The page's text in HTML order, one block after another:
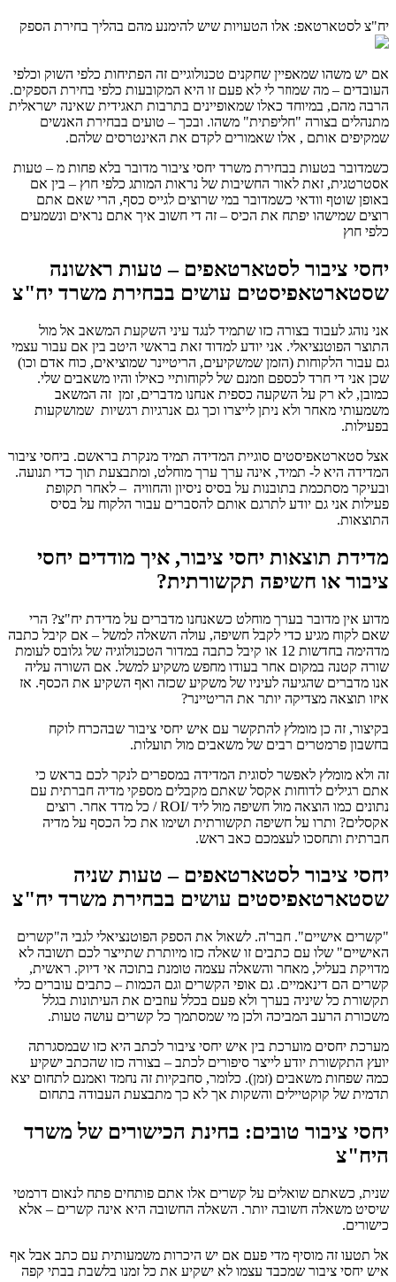
יח"צ לסטארטאפ: אלו הטעויות שיש להימנע מהם בהליך בחירת הספק
אם יש משהו שמאפיין שחקנים טכנולוגיים זה הפתיחות כלפי השוק וכלפי
העובדים – מה שמוזר לי לא פעם זו היא המקובעות כלפי בחירת הספקים.
הרבה מהם, במיוחד כאלו שמאופיינים בתרבות תאגידית שאינה ישראלית
מתנהלים בצורה "חליפתית" משהו. ובכך – טועים בבחירת האנשים
שמקיפים אותם , אלו שאמורים לקדם את האינטרסים שלהם.
כשמדובר בטעות בבחירת משרד יחסי ציבור מדובר בלא פחות מ – טעות
אסטרטגית, זאת לאור החשיבות של נראות המותג כלפי חוץ – בין אם
באופן שוטף וודאי כשמדובר במי שרוצים לגייס כסף, הרי שאם אתם
רוצים שמישהו יפתח את הכיס – זה די חשוב איך אתם נראים ונשמעים
כלפי חוץ
יחסי ציבור לסטארטאפים – טעות ראשונה
שסטארטאפיסטים עושים בבחירת משרד יח"צ
אני נוהג לעבוד בצורה כזו שתמיד לנגד עיני השקעת המשאב אל מול
התוצר הפוטנציאלי. אני יודע למדוד זאת בראשי היטב בין אם עבור עצמי
גם עבור הלקוחות (הזמן שמשקיעים, הריטיינר שמוציאים, כוח אדם וכו)
שכן אני די חרד לכספם וזמנם של לקוחותיי כאילו והיו משאבים שלי.
כמובן, לא רק על השקעה כספית אנחנו מדברים, זמן זה המשאב
משמעותי מאחר ולא ניתן לייצרו וכך גם אנרגיות רגשיות שמושקעות
בפעילות.
אצל סטארטאפיסטים סוגיית המדידה תמיד מנקרת בראשם. ביחסי ציבור
המדידה היא ל- תמיד, אינה ערך ערך מוחלט, ומתבצעת תוך כדי תנועה.
ובעיקר מסתכמת בתובנות על בסיס ניסיון והחוויה – לאחר תקופת
פעילות אני גם יודע לתרגם אותם להסברים עבור הלקוח על בסיס
התוצאות.
מדידת תוצאות יחסי ציבור, איך מודדים יחסי
ציבור או חשיפה תקשורתית?
מדוע אין מדובר בערך מוחלט כשאנחנו מדברים על מדידת יח"צ? הרי
שאם לקוח מגיע כדי לקבל חשיפה, עולה השאלה למשל – אם קיבל כתבה
מדהימה בחדשות 12 או קיבל כתבה במדור הטכנולוגיה של גלובס לעומת
שורה קטנה במקום אחר בעודו מחפש משקיע למשל. אם השורה עליה
אנו מדברים שהגיעה לעיניו של משקיע שכזה ואף השקיע את הכסף. אז
איזו תוצאה מצדיקה יותר את הריטיינר?
בקיצור, זה כן מומלץ להתקשר עם איש יחסי ציבור שבהכרח לוקח
בחשבון פרמטרים רבים של משאבים מול תועלות.
זה ולא מומלץ לאפשר לסוגית המדידה במספרים לנקר לכם בראש כי
אתם רגילים לדוחות אקסל שאתם מקבלים מספקי מדיה חברתית עם
נתונים כמו הוצאה מול חשיפה מול ליד /ROI / כל מדד אחר. רוצים
אקסלים? ותרו על חשיפה תקשורתית ושימו את כל הכסף על מדיה
חברתית ותחסכו לעצמכם כאב ראש.
יחסי ציבור לסטארטאפים – טעות שניה
שסטארטאפיסטים עושים בבחירת משרד יח"צ
"קשרים אישיים". חבר'ה. לשאול את הספק הפוטנציאלי לגבי ה"קשרים
האישיים" שלו עם כתבים זו שאלה כזו מיותרת שתייצר לכם תשובה לא
מדויקת בעליל, מאחר והשאלה עצמה טומנת בתוכה אי דיוק. ראשית,
קשרים הם דינאמיים. גם אופי הקשרים וגם הכמות – כתבים עוברים כלי
תקשורת כל שיניה בערך ולא פעם בכלל עוזבים את העיתונות בגלל
משכורת הרעב המביכה ולכן מי שמסתמך כל קשרים עושה טעות.
מערכת יחסים מוערכת בין איש יחסי ציבור לכתב היא כזו שבמסגרתה
יועץ התקשורת יודע לייצר סיפורים לכתב – בצורה כזו שהכתב ישקיע
כמה שפחות משאבים (זמן). כלומר, סחבקיות זה נחמד ואמנם לתחום יצא
תדמית של קוקטיילים והשקות אך לא כך מתבצעת העבודה בתחום
יחסי ציבור טובים: בחינת הכישורים של משרד
היח"צ
שנית, כשאתם שואלים על קשרים אלו אתם פותחים פתח לנאום דרמטי
שיסיט משאלה חשובה יותר. השאלה החשובה היא אינה קשרים – אלא
כישורים.
אל תטעו זה מוסיף מדי פעם אם יש היכרות משמעותית עם כתב אבל אף
איש יחסי ציבור שמכבד עצמו לא ישקיע את כל זמנו בלשבת בבתי קפה